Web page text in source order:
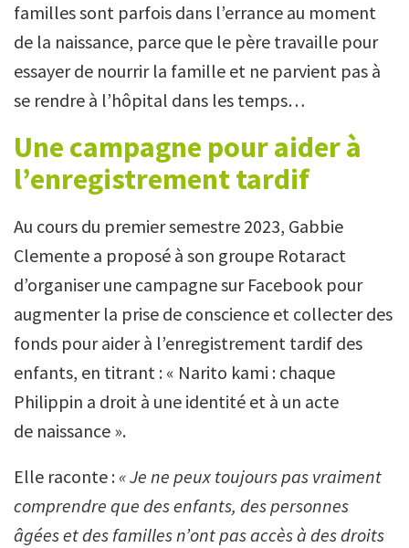
familles sont parfois dans l’errance au moment
de la naissance, parce que le père travaille pour
essayer de nourrir la famille et ne parvient pas à
se rendre à l’hôpital dans les temps…
Une campagne pour aider à
l’enregistrement tardif
Au cours du premier semestre 2023, Gabbie
Clemente a proposé à son groupe Rotaract
d’organiser une campagne sur Facebook pour
augmenter la prise de conscience et collecter des
fonds pour aider à l’enregistrement tardif des
enfants, en titrant : « Narito kami : chaque
Philippin a droit à une identité et à un acte
de naissance ».
Elle raconte : « Je ne peux toujours pas vraiment
comprendre que des enfants, des personnes
âgées et des familles n’ont pas accès à des droits